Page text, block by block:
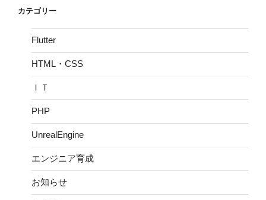
カテゴリー
Flutter
HTML・CSS
ＩＴ
PHP
UnrealEngine
エンジニア育成
お知らせ